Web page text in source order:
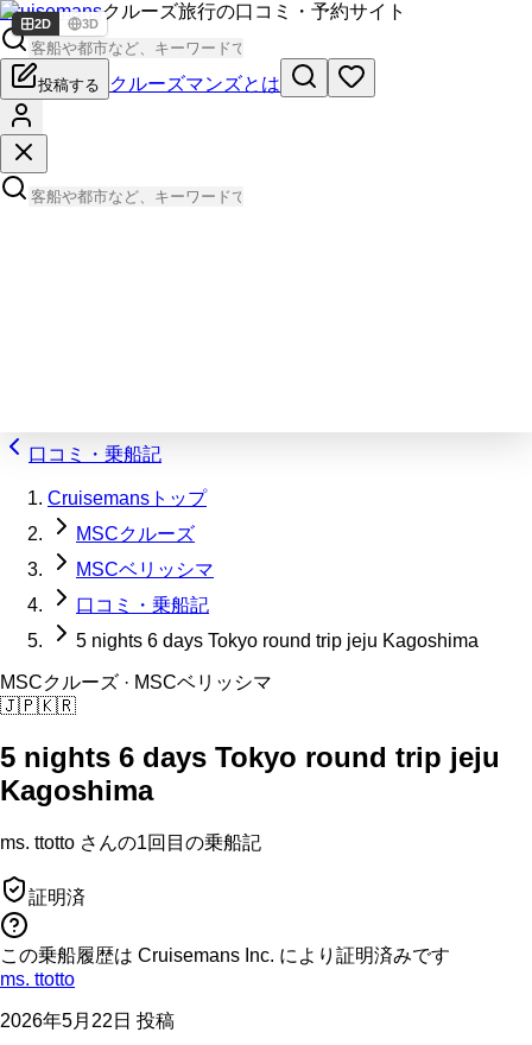
Cruisemansクルーズ旅行の口コミ・予約サイト
投稿する クルーズマンズとは
口コミ・乗船記
Cruisemansトップ
MSCクルーズ
MSCベリッシマ
口コミ・乗船記
5 nights 6 days Tokyo round trip jeju Kagoshima
MSCクルーズ · MSCベリッシマ
🇯🇵🇰🇷
5 nights 6 days Tokyo round trip jeju
Kagoshima
ms. ttotto さんの1回目の乗船記
証明済
この乗船履歴は Cruisemans Inc. により証明済みです
ms. ttotto
2026年5月22日 投稿
2D 3D